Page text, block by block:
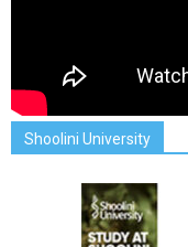
Shoolini University